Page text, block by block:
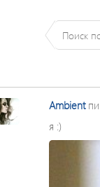
Ambient
я :)